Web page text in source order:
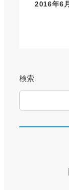
2016年6
検索